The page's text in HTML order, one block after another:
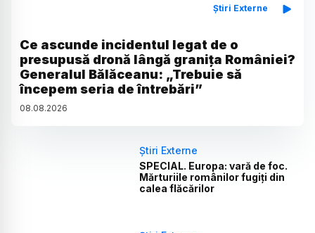
Știri Externe
Ce ascunde incidentul legat de o
presupusă dronă lângă granița României?
Generalul Bălăceanu: „Trebuie să
începem seria de întrebări”
08.08.2026
Știri Externe
SPECIAL. Europa: vară de foc.
Mărturiile românilor fugiți din
calea flăcărilor